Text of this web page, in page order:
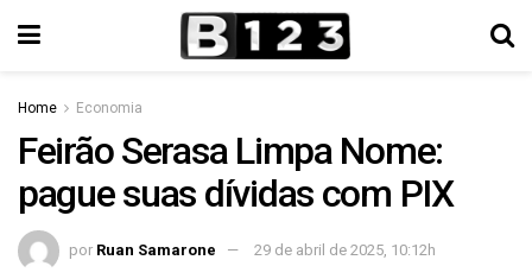
Home Economia
Feirão Serasa Limpa Nome:
pague suas dívidas com PIX
por Ruan Samarone 29 de abril de 2025, 10:12h